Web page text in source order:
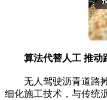
算法代替人工 推动
无人驾驶沥青道路摊
细化施工技术，与传统